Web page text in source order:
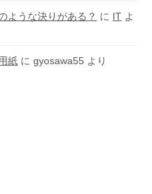
ような決りがある？ に IT よ
紙 に gyosawa55 より